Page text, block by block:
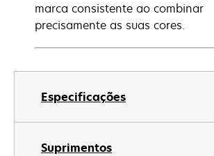
Especificações
Suprimentos
marca consistente ao combinar
precisamente as suas cores.